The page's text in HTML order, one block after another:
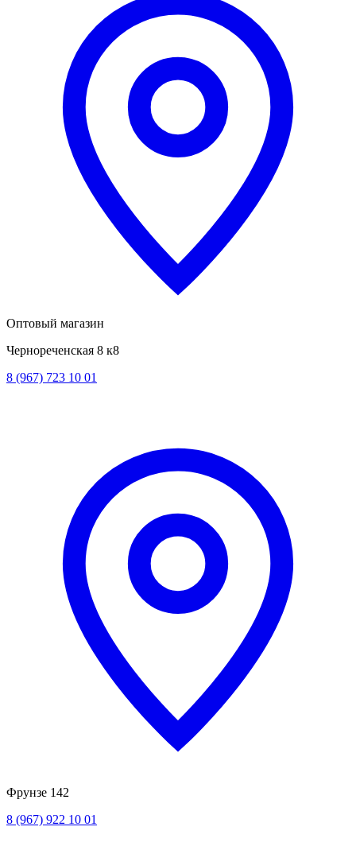
Оптовый магазин
Чернореченская 8 к8
8 (967) 723 10 01
Фрунзе 142
8 (967) 922 10 01